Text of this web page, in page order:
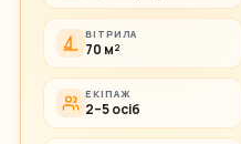
ВІТРИЛА
70 м²
ЕКІПАЖ
2–5 осіб